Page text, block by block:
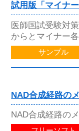
試用版「マイナ
医師国試受験対
からとマイナー
サンプル
NAD合成経路の
NAD合成経路の